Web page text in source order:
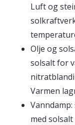
Luft og
Olje og
solsalt for
Varmen
med